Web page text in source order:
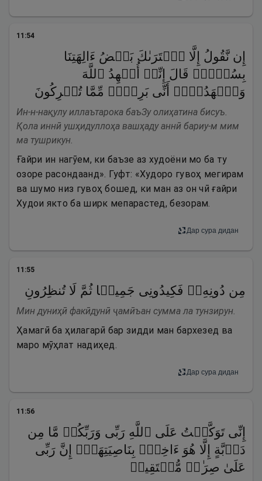
11 :54
إِن نَّقُولُ إِلَّا ٱعۡتَرَىٰكَ بَعۡضُ ءَالِهَتِنَا
بِسُوۤءࣲۗ قَالَ إِنِّیۤ أُشۡهِدُ ٱللَّهَ
وَٱشۡهَدُوۤا۟ أَنِّی بَرِیۤءࣱ مِّمَّا تُشۡرِكُونَ
Ин-н-нақулу иллаътарока баъЗу олиҳатина бисуъ.
Қола иннӣ ушҳидуллоҳа вашҳаду аннӣ бариу-м мим
ма тушрикун.
Ғайри ин нагӯем, ки баъзе аз худоёни мо ба ту
озоре расондаанд». Гуфт: «Худоро гувоҳ мегирам
ва шумо низ гувоҳ бошед, ки ман аз он чӣ ғайри
Худои якто ба ширк мепарастед, безорам.
Дар сура дидан
11 :55
مِن دُونِهِۦۖ فَكِیدُونِی جَمِیعࣰا ثُمَّ لَا تُنظِرُونِ
Мин дуниҳӣ факӣдунӣ ҷамӣъан сумма ла тунзирун.
Ҳамагӣ ба ҳилагарӣ бар зидди ман бархезед ва
маро мӯҳлат надиҳед.
Дар сура дидан
11 :56
إِنِّی تَوَكَّلۡتُ عَلَى ٱللَّهِ رَبِّی وَرَبِّكُمۚ مَّا مِن
دَاۤبَّةٍ إِلَّا هُوَ ءَاخِذُۢ بِنَاصِیَتِهَاۤۚ إِنَّ رَبِّی
عَلَىٰ صِرَ ٰ⁠طࣲ مُّسۡتَقِیمࣲ